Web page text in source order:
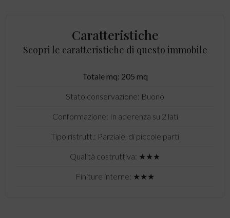
Caratteristiche
Scopri le caratteristiche di questo immobile
Totale mq: 205 mq
Stato conservazione: Buono
Conformazione: In aderenza su 2 lati
Tipo ristrutt.: Parziale, di piccole parti
Qualità costruttiva: ★★★
Finiture interne: ★★★